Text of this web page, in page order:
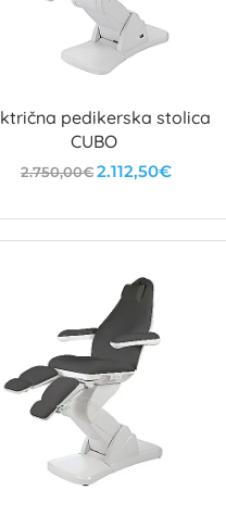
pedikerska stolica
CUBO
2.750,00€2.112,50€
U košaricu